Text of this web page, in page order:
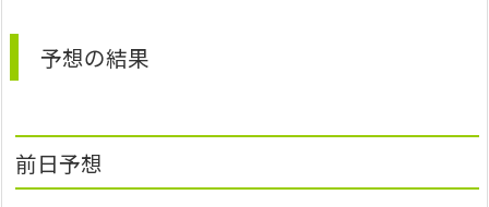
予想の結果
前日予想